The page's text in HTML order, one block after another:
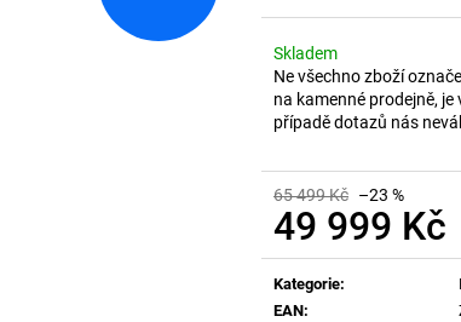
Skladem
Ne všechno zboží
na kamenné prodejně,
případě dotazů nás
65 499 Kč –23 %
49 999 Kč
Měrná
cena:
Kategorie:
EAN: